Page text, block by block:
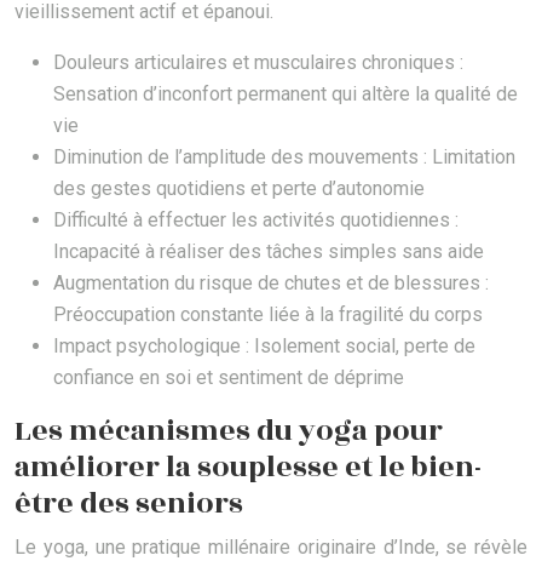
vieillissement actif et épanoui.
Douleurs articulaires et musculaires chroniques :
Sensation d’inconfort permanent qui altère la qualité de
vie
Diminution de l’amplitude des mouvements : Limitation
des gestes quotidiens et perte d’autonomie
Difficulté à effectuer les activités quotidiennes :
Incapacité à réaliser des tâches simples sans aide
Augmentation du risque de chutes et de blessures :
Préoccupation constante liée à la fragilité du corps
Impact psychologique : Isolement social, perte de
confiance en soi et sentiment de déprime
Les mécanismes du yoga pour
améliorer la souplesse et le bien-
être des seniors
Le yoga, une pratique millénaire originaire d’Inde, se révèle